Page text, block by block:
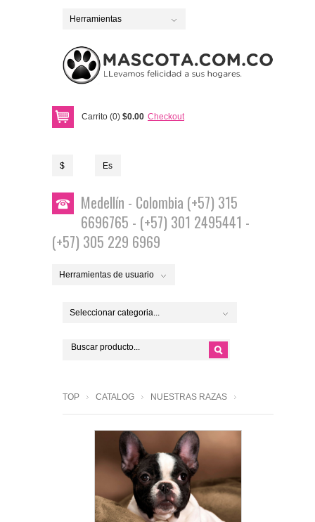
Herramientas
Carrito (0) $0.00 Checkout
$ Es
Medellín - Colombia (+57) 315
6696765 - (+57) 301 2495441 -
(+57) 305 229 6969
Herramientas de usuario
Seleccionar categoria...
TOP CATALOG NUESTRAS RAZAS